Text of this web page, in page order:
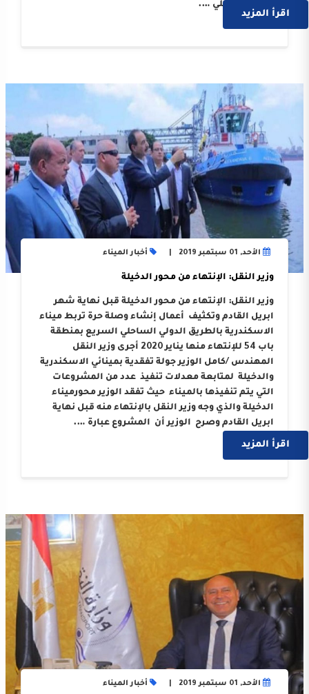
الأرجنتين وعلي ….
اقرأ المزيد
الأحد, 01 سبتمبر 2019 أخبار الميناء
وزير النقل: الإنتهاء من محور الدخيلة
وزير النقل: الإنتهاء من محور الدخيلة قبل نهاية شهر
ابريل القادم وتكثيف أعمال إنشاء وصلة حرة تربط ميناء
الاسكندرية بالطريق الدولي الساحلي السريع بمنطقة
باب 54 للإنتهاء منها يناير 2020 أجرى وزير النقل
المهندس /كامل الوزير جولة تفقدية بمينائي الاسكندرية
والدخيلة لمتابعة معدلات تنفيذ عدد من المشروعات
التي يتم تنفيذها بالميناء حيث تفقد الوزير محورميناء
الدخيلة والذي وجه وزير النقل بالإنتهاء منه قبل نهاية
ابريل القادم وصرح الوزير أن المشروع عبارة ….
اقرأ المزيد
الأحد, 01 سبتمبر 2019 أخبار الميناء